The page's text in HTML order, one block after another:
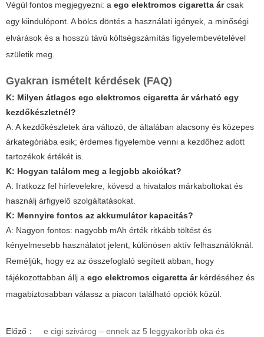
Végül fontos megjegyezni: a ego elektromos cigaretta árcsak
egy kiindulópont. A bölcs döntés a használati igények, a minőségi
elvárások és a hosszú távú költségszámítás figyelembevételével
születik meg.
Gyakran ismételt kérdések (FAQ)
K: Milyen átlagos ego elektromos cigaretta árvárható egy
kezdőkészletnél?
A: A kezdőkészletek ára változó, de általában alacsony és közepes
árkategóriába esik; érdemes figyelembe venni a kezdőhez adott
tartozékok értékét is.
K: Hogyan találom meg a legjobb akciókat?
A: Iratkozz fel hírlevelekre, kövesd a hivatalos márkaboltokat és
használj árfigyelő szolgáltatásokat.
K: Mennyire fontos az akkumulátor kapacitás?
A: Nagyon fontos: nagyobb mAh érték ritkább töltést és
kényelmesebb használatot jelent, különösen aktív felhasználóknál.
Reméljük, hogy ez az összefoglaló segített abban, hogy
tájékozottabban állj a ego elektromos cigaretta árkérdéséhez és
magabiztosabban válassz a piacon található opciók közül.
Előző：
e cigi szivárog – ennek az 5 leggyakoribb oka és